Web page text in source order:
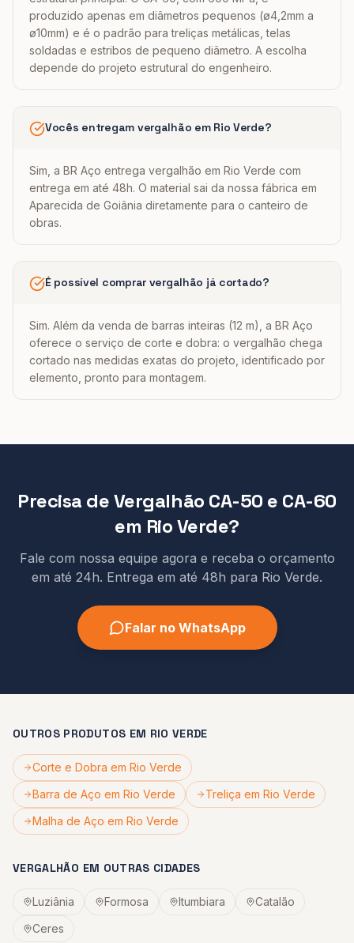
produzido apenas em diâmetros pequenos (ø4,2mm a
ø10mm) e é o padrão para treliças metálicas, telas
soldadas e estribos de pequeno diâmetro. A escolha
depende do projeto estrutural do engenheiro.
Vocês entregam vergalhão em Rio Verde?
Sim, a BR Aço entrega vergalhão em Rio Verde com
entrega em até 48h. O material sai da nossa fábrica em
Aparecida de Goiânia diretamente para o canteiro de
obras.
É possível comprar vergalhão já cortado?
Sim. Além da venda de barras inteiras (12 m), a BR Aço
oferece o serviço de corte e dobra: o vergalhão chega
cortado nas medidas exatas do projeto, identificado por
elemento, pronto para montagem.
Precisa deVergalhão CA-50 e CA-60
em Rio Verde?
Fale com nossa equipe agora e receba o orçamento
em até 24h. Entrega em até 48h para Rio Verde.
Falar no WhatsApp
OUTROS PRODUTOS EM RIO VERDE
Corte e Dobra em Rio Verde
Barra de Aço em Rio Verde Treliça em Rio Verde
Malha de Aço em Rio Verde
VERGALHÃO EM OUTRAS CIDADES
Luziânia Formosa Itumbiara
Catalão
Ceres